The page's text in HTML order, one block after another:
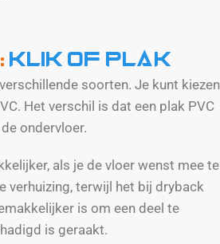
Klik of plak
soorten. Je kunt kiezen
Het verschil is dat een plak PVC
ondervloer.
als je de vloer wenst mee te
verhuizing, terwijl het bij dryback
is om een deel te
is geraakt.